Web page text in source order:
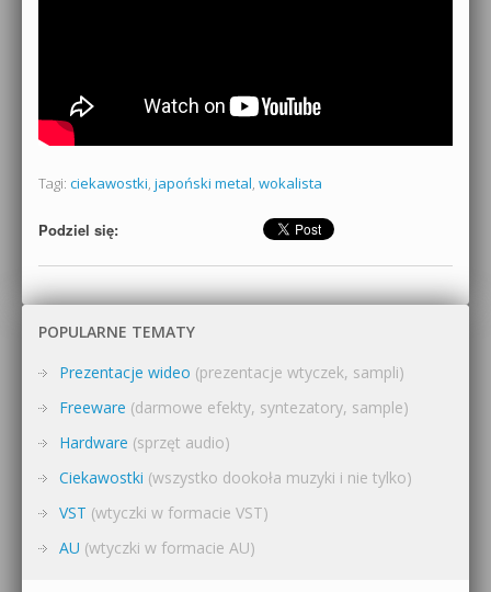
Tagi: ciekawostki, japoński metal, wokalista
Podziel się:
POPULARNE TEMATY
Prezentacje wideo (prezentacje wtyczek, sampli)
Freeware (darmowe efekty, syntezatory, sample)
Hardware (sprzęt audio)
Ciekawostki (wszystko dookoła muzyki i nie tylko)
VST (wtyczki w formacie VST)
AU (wtyczki w formacie AU)